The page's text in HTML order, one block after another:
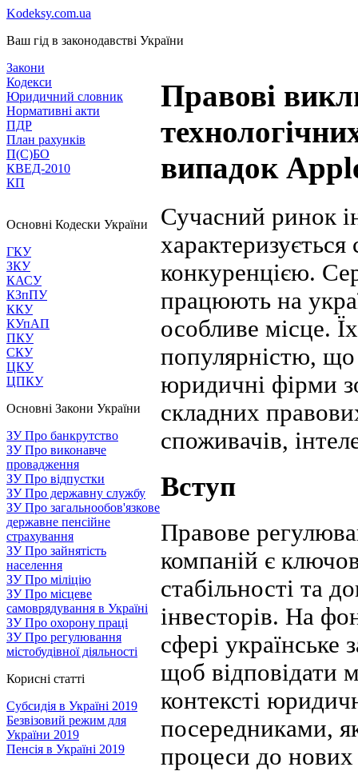
Kodeksy.com.ua
Ваш гід в законодавстві України
Закони
Кодекси
Юридичний словник
Нормативні акти
ПДР
План рахунків
П(С)БО
КВЕД-2010
КП
Основні Кодески України
ГКУ
ЗКУ
КАСУ
КЗпПУ
ККУ
КУпАП
ПКУ
СКУ
ЦКУ
ЦПКУ
Основні Закони України
ЗУ Про банкрутство
ЗУ Про виконавче
провадження
ЗУ Про відпустки
ЗУ Про державну службу
ЗУ Про загальнообов'язкове
державне пенсійне
страхування
ЗУ Про зайнятість
населення
ЗУ Про міліцію
ЗУ Про місцеве
самоврядування в Україні
ЗУ Про охорону праці
ЗУ Про регулювання
містобудівної діяльності
Корисні статті
Субсидія в Україні 2019
Безвізовий режим для
України 2019
Пенсія в Україні 2019
Правові
випадок
Сучасний ринок
конкуренцією.
працюють на
особливе місце.
популярністю,
юридичні фірми
складних
споживачів,
Вступ
Правове
компаній є
стабільності та
інвесторів. На
сфері українське
щоб відповідати
контексті
посередниками,
процеси до